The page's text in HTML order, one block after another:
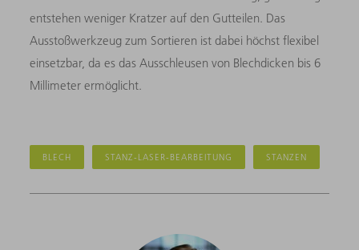
entstehen weniger Kratzer auf den Gutteilen. Das
Ausstoßwerkzeug zum Sortieren ist dabei höchst flexibel
einsetzbar, da es das Ausschleusen von Blechdicken bis 6
Millimeter ermöglicht.
BLECH STANZ-LASER-BEARBEITUNG STANZEN